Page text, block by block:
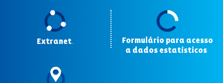
Extranet.
Formulário para acesso
a dados estatísticos